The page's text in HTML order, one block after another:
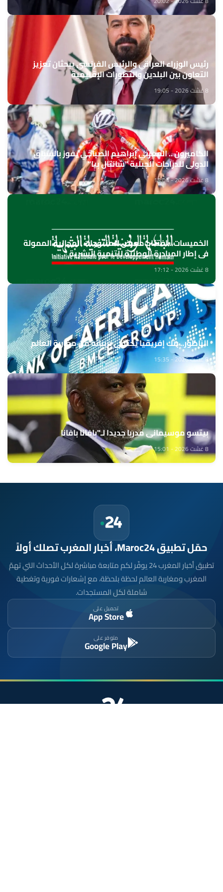
رئيس الوزراء العراقي والرئيس الفرنسي يبحثان تعزيز
التعاون بين البلدين والتطورات الإقليمية
8 غشت 2026 - 19:05
الكاميرون .. المغربي إبراهيم الصباحي يفوز بالسباق
الدولي للدراجات الجبلية "شانتال بيا"
8 غشت 2026 - 18:04
الخميسات ..افتتاح معرض للمنتوجات المجالية الممولة
في إطار المبادرة الوطنية للتنمية البشرية
8 غشت 2026 - 17:12
الناظور.. بنك إفريقيا يحتفي بزبنائه من مغاربة العالم
8 غشت 2026 - 15:35
بيتسو موسيماني مدربا جديدا لـ"بافانا بافانا
8 غشت 2026 - 15:01
حمّل تطبيق Maroc24، أخبار المغرب تصلك أولاً
تطبيق أخبار المغرب 24 يوفّر لكم متابعة مباشرة لكل الأحداث التي تهمّ
المغرب ومغاربة العالم لحظة بلحظة، مع إشعارات فورية وتغطية
شاملة لكل المستجدات.
تحميل على
App Store
متوفر على
Google Play